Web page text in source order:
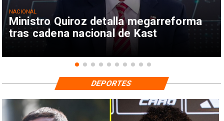
Ministro Quiroz detalla megarreforma
tras cadena nacional de Kast
NACIONAL
DEPORTES